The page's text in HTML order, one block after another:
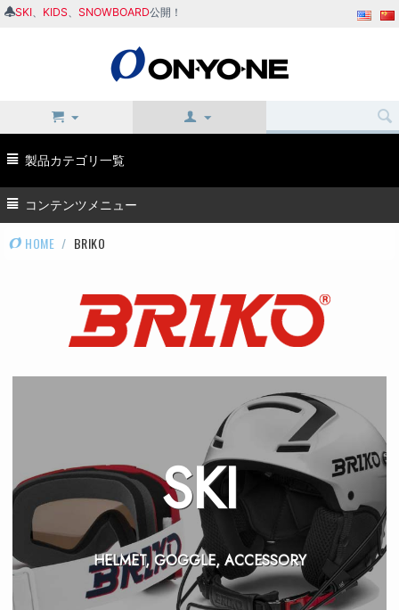
SKI KIDS SNOWBOARD公開！
製品カテゴリ一覧
コンテンツメニュー
HOME / BRIKO
SKI
HELMET, GOGGLE, ACCESSORY